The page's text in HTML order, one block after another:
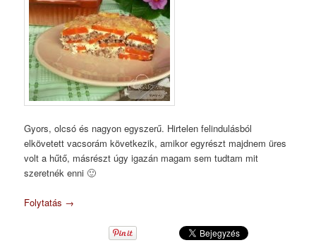
Gyors, olcsó és nagyon egyszerű. Hirtelen felindulásból
elkövetett vacsorám következik, amikor egyrészt majdnem üres
volt a hűtő, másrészt úgy igazán magam sem tudtam mit
szeretnék enni 🙂
Folytatás →